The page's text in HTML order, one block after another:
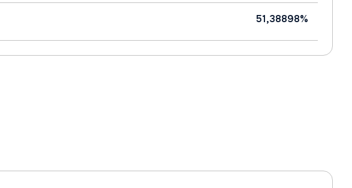
51,38898%